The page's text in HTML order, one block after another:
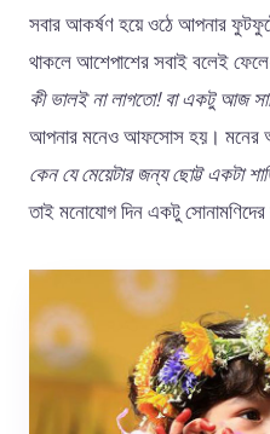
সবার আকর্ষণ হয়ে ওঠে আপনার
থাকলে আশেপাশের সবাই বলেই
কী ভালই না লাগতো! বা একটু আজ
আপনার মনেও আফসোস হয়। মনের
কেন যে মেয়েটার জন্য ছোট্ট একটা
তাই মনোযোগ দিন একটু